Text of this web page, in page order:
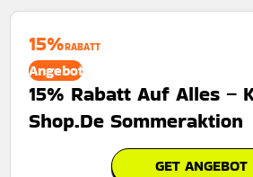
15%RABATT
Angebot
15% Rabatt Auf Alles –
Shop.De Sommeraktion
GET ANGEBOT